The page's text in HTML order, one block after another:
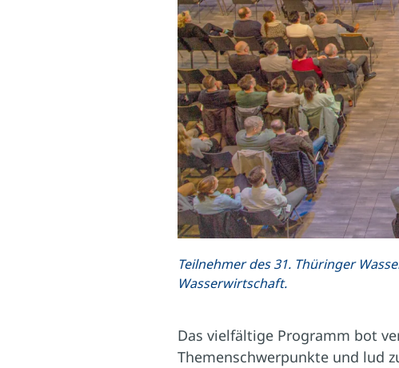
Teilnehmer des 31. Thüringer
Wasserwirtschaft.
Das vielfältige Programm bot
Themenschwerpunkte und lud